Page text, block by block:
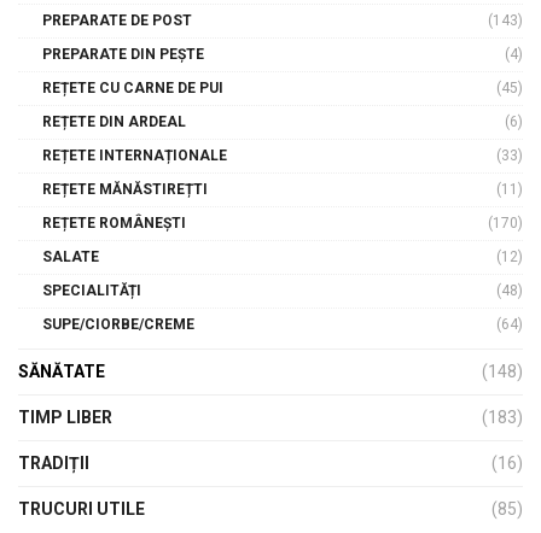
PREPARATE DE POST
(143)
PREPARATE DIN PEȘTE
(4)
REȚETE CU CARNE DE PUI
(45)
REȚETE DIN ARDEAL
(6)
REȚETE INTERNAȚIONALE
(33)
REȚETE MĂNĂSTIREȚTI
(11)
REȚETE ROMÂNEȘTI
(170)
SALATE
(12)
SPECIALITĂȚI
(48)
SUPE/CIORBE/CREME
(64)
SĂNĂTATE (148)
TIMP LIBER (183)
TRADIȚII (16)
TRUCURI UTILE (85)